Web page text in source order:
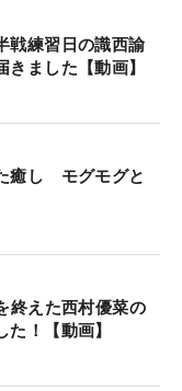
戦練習日の識西諭
ました【動画】
癒し モグモグと
終えた西村優菜の
！【動画】